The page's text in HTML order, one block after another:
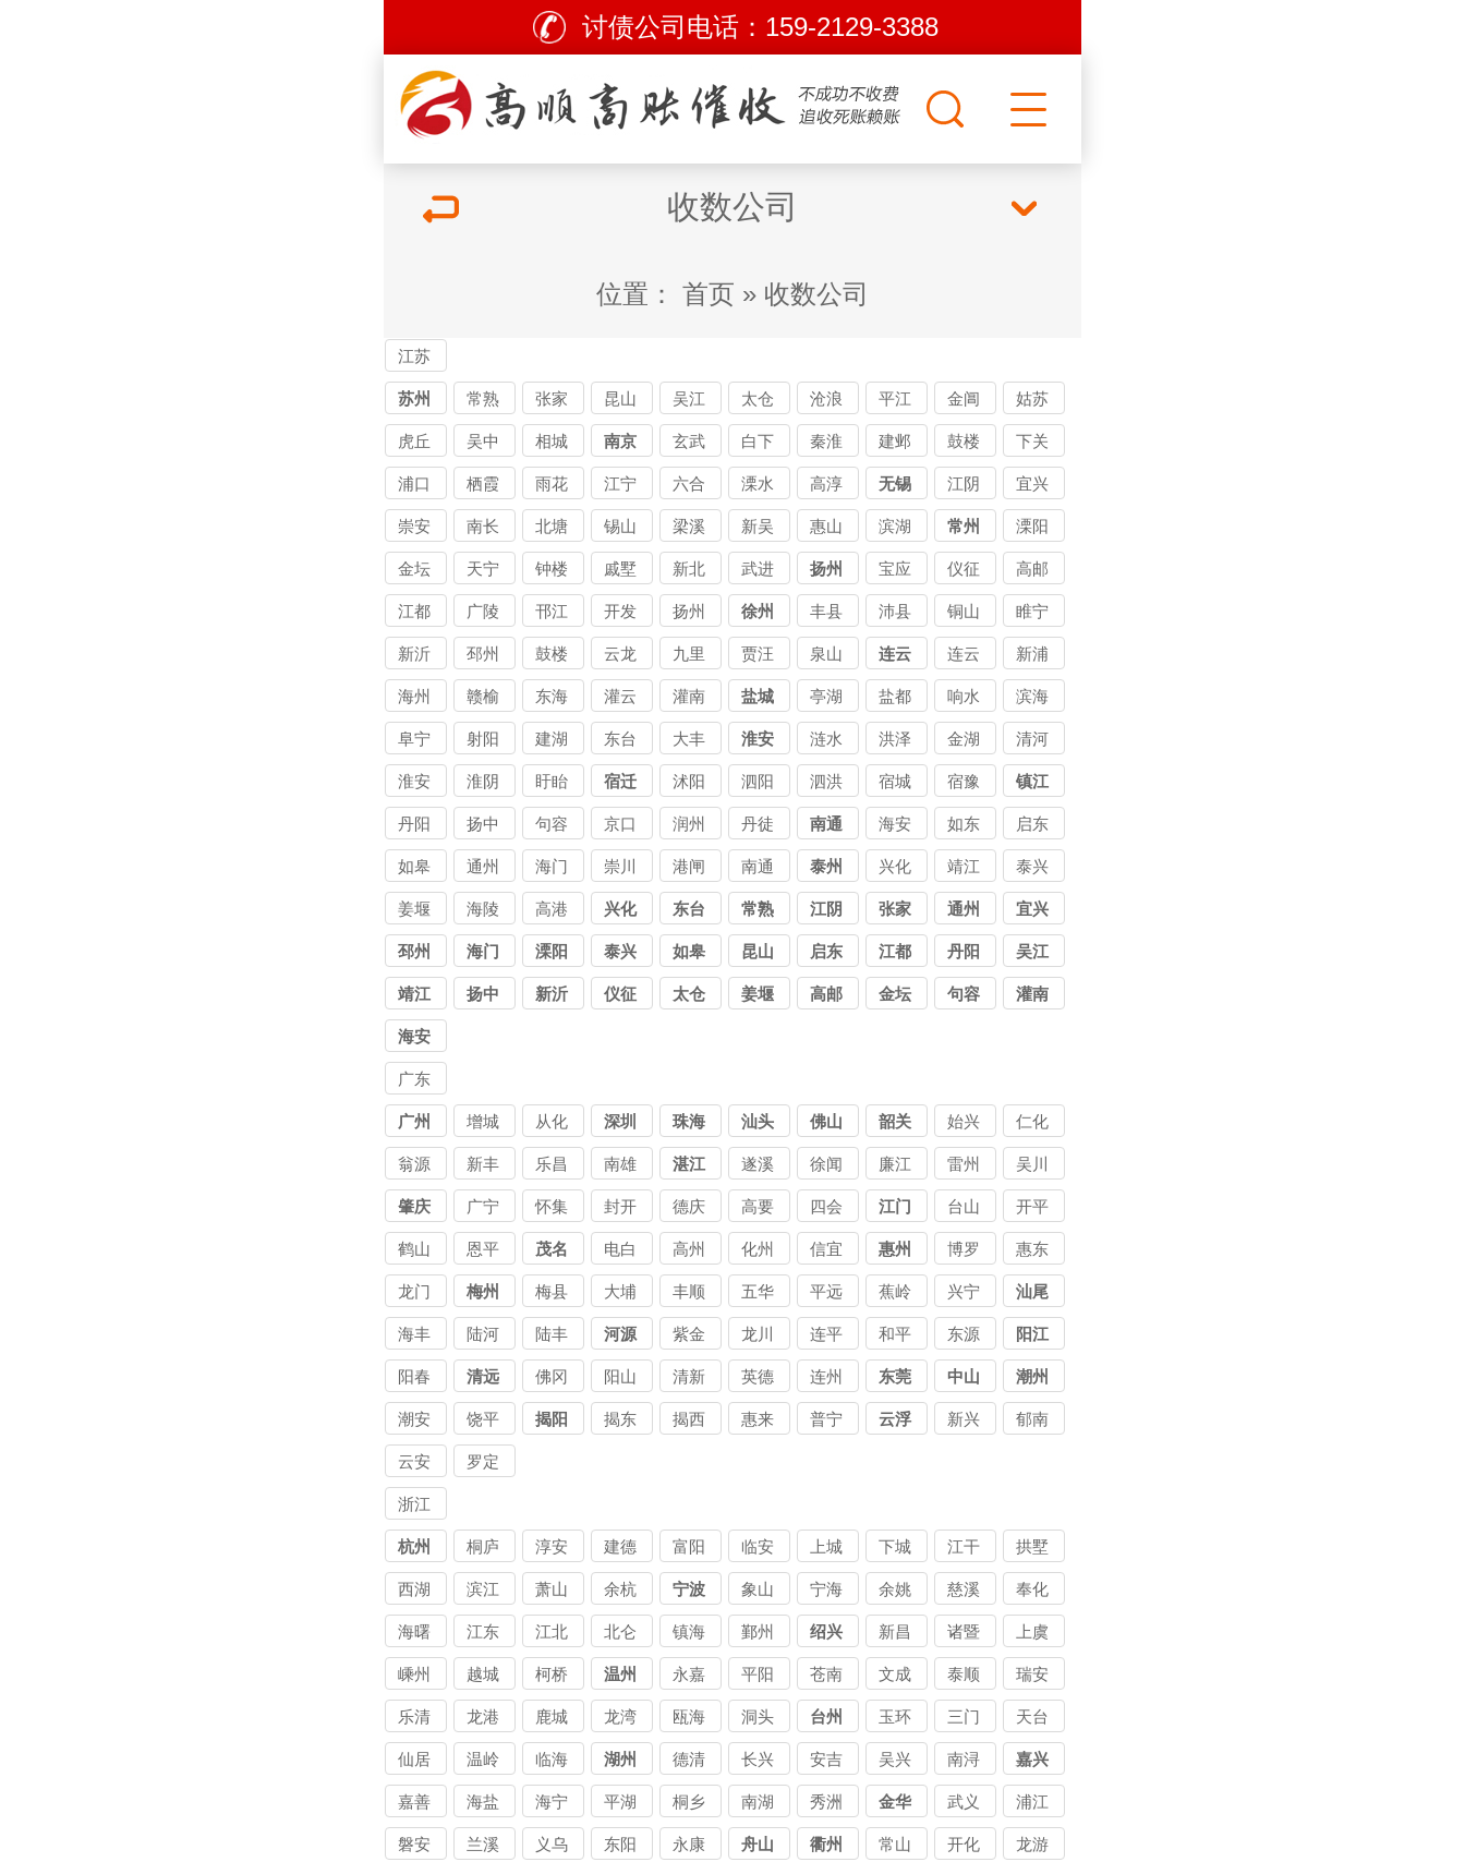
讨债公司电话： 159-2129-3388
收数公司
位置： 首页 » 收数公司
江苏
讨债
公司
苏州
常熟
讨债
公司
张家
港讨
债公
司
昆山
讨债
公司
吴江
讨债
公司
太仓
讨债
公司
沧浪
要债
公司
平江
追债
公司
金阊
要账
公司
姑苏
催债
公司
虎丘
收账
公司
吴中
追债
公司
相城
要债
公司
南京
玄武
讨债
公司
白下
讨债
公司
秦淮
讨债
公司
建邺
讨债
公司
鼓楼
讨债
公司
下关
讨债
公司
浦口
讨债
公司
栖霞
讨债
公司
雨花
台讨
债公
司
江宁
六合
讨债
公司
溧水
讨债
公司
高淳
讨债
公司
无锡
江阴
讨债
公司
宜兴
讨债
公司
崇安
讨债
公司
南长
讨债
公司
北塘
讨债
公司
锡山
讨债
公司
梁溪
讨债
公司
新吴
讨债
公司
惠山
讨债
公司
滨湖
讨债
公司
常州 溧阳
金坛
天宁
讨债
公司
钟楼
讨债
公司
戚墅
堰讨
债公
司
新北
讨债
公司
武进
讨债
公司
扬州
宝应
讨债
公司
仪征
讨债
公司
高邮
江都
广陵
讨债
公司
邗江
讨债
公司
开发
讨债
公司
扬州 徐州 丰县 沛县 铜山 睢宁
新沂 邳州 鼓楼 云龙 九里 贾汪 泉山
连云
港
连云 新浦
海州 赣榆 东海 灌云 灌南 盐城 亭湖 盐都 响水 滨海
阜宁 射阳 建湖 东台 大丰 淮安 涟水 洪泽 金湖 清河
淮安 淮阴 盱眙 宿迁 沭阳 泗阳 泗洪 宿城 宿豫 镇江
丹阳 扬中 句容 京口 润州 丹徒 南通 海安 如东 启东
如皋 通州 海门 崇川 港闸 南通 泰州 兴化 靖江 泰兴
姜堰 海陵 高港 兴化 东台 常熟 江阴
张家
港
通州 宜兴
邳州 海门 溧阳 泰兴 如皋 昆山 启东 江都 丹阳 吴江
靖江 扬中 新沂 仪征 太仓 姜堰 高邮 金坛 句容 灌南
海安
广东
讨债
公司
广州 增城 从化 深圳 珠海 汕头 佛山 韶关 始兴 仁化
翁源 新丰 乐昌 南雄 湛江 遂溪 徐闻 廉江 雷州 吴川
肇庆 广宁 怀集 封开 德庆 高要 四会 江门 台山 开平
鹤山 恩平 茂名 电白 高州 化州 信宜 惠州 博罗 惠东
龙门 梅州 梅县 大埔 丰顺 五华 平远 蕉岭 兴宁 汕尾
海丰 陆河 陆丰 河源 紫金 龙川 连平 和平 东源 阳江
阳春 清远 佛冈 阳山 清新 英德 连州 东莞 中山 潮州
潮安 饶平 揭阳 揭东 揭西 惠来 普宁 云浮 新兴 郁南
云安 罗定
浙江
讨债
公司
杭州 桐庐 淳安 建德 富阳 临安 上城 下城 江干 拱墅
西湖 滨江 萧山 余杭 宁波 象山 宁海 余姚 慈溪 奉化
海曙 江东 江北 北仑 镇海 鄞州 绍兴 新昌 诸暨 上虞
嵊州 越城 柯桥 温州 永嘉 平阳 苍南 文成 泰顺 瑞安
乐清 龙港 鹿城 龙湾 瓯海 洞头 台州 玉环 三门 天台
仙居 温岭 临海 湖州 德清 长兴 安吉 吴兴 南浔 嘉兴
嘉善 海盐 海宁 平湖 桐乡 南湖 秀洲 金华 武义 浦江
磐安 兰溪 义乌 东阳 永康 舟山 衢州 常山 开化 龙游